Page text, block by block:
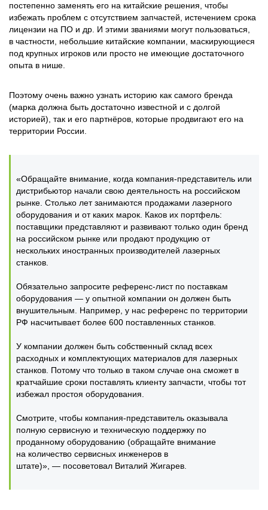
постепенно заменять его на китайские решения, чтобы
избежать проблем с отсутствием запчастей, истечением срока
лицензии на ПО и др. И этими званиями могут пользоваться,
в частности, небольшие китайские компании, маскирующиеся
под крупных игроков или просто не имеющие достаточного
опыта в нише.
Поэтому очень важно узнать историю как самого бренда
(марка должна быть достаточно известной и с долгой
историей), так и его партнёров, которые продвигают его на
территории России.
«Обращайте внимание, когда компания-представитель или
дистрибьютор начали свою деятельность на российском
рынке. Столько лет занимаются продажами лазерного
оборудования и от каких марок. Каков их портфель:
поставщики представляют и развивают только один бренд
на российском рынке или продают продукцию от
нескольких иностранных производителей лазерных
станков.
Обязательно запросите референс-лист по поставкам
оборудования — у опытной компании он должен быть
внушительным. Например, у нас референс по территории
РФ насчитывает более 600 поставленных станков.
У компании должен быть собственный склад всех
расходных и комплектующих материалов для лазерных
станков. Потому что только в таком случае она сможет в
кратчайшие сроки поставлять клиенту запчасти, чтобы тот
избежал простоя оборудования.
Смотрите, чтобы компания-представитель оказывала
полную сервисную и техническую поддержку по
проданному оборудованию (обращайте внимание
на количество сервисных инженеров в
штате)», — посоветовал Виталий Жигарев.